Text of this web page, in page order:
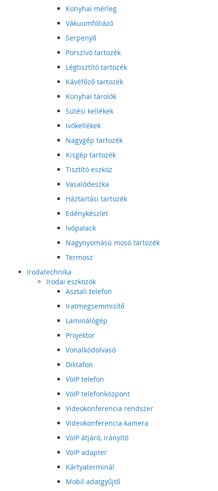
Konyhai mérleg
Vákuumfóliázó
Serpenyő
Porszívó tartozék
Légtisztító tartozék
Kávéfőző tartozék
Konyhai tárolók
Sütési kellékek
Ivókellékek
Nagygép tartozék
Kisgép tartozék
Tisztító eszköz
Vasalódeszka
Háztartási tartozék
Edénykészlet
Ivópalack
Nagynyomású mosó tartozék
Termosz
Irodatechnika
Irodai eszközök
Asztali telefon
Iratmegsemmisítő
Laminálógép
Projektor
Vonalkódolvasó
Diktafon
VoIP telefon
VoIP telefonközpont
Videokonferencia rendszer
Videokonferencia kamera
VoIP átjáró, irányító
VoIP adapter
Kártyaterminál
Mobil adatgyűjtő